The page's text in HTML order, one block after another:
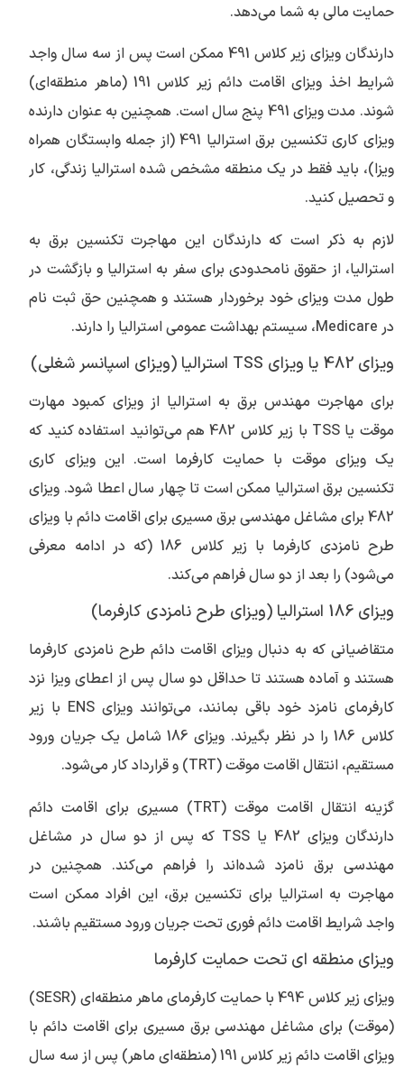
حمایت مالی به شما می‌دهد.
دارندگان ویزای زیر کلاس 491 ممکن است پس از سه سال واجد
شرایط اخذ ویزای اقامت دائم زیر کلاس 191 (ماهر منطقه‌ای)
شوند. مدت ویزای 491 پنج سال است. همچنین به عنوان دارنده
ویزای کاری تکنسین برق استرالیا 491 (از جمله وابستگان همراه
ویزا)، باید فقط در یک منطقه مشخص شده استرالیا زندگی، کار
و تحصیل کنید.
لازم به ذکر است که دارندگان این مهاجرت تکنسین برق به
استرالیا، از حقوق نامحدودی برای سفر به استرالیا و بازگشت در
طول مدت ویزای خود برخوردار هستند و همچنین حق ثبت نام
در Medicare، سیستم بهداشت عمومی استرالیا را دارند.
ویزای 482 یا ویزای TSS استرالیا (ویزای اسپانسر شغلی)
برای مهاجرت مهندس برق به استرالیا از ویزای کمبود مهارت
موقت یا TSS با زیر کلاس 482 هم می‌توانید استفاده کنید که
یک ویزای موقت با حمایت کارفرما است. این ویزای کاری
تکنسین برق استرالیا ممکن است تا چهار سال اعطا شود. ویزای
482 برای مشاغل مهندسی برق مسیری برای اقامت دائم با ویزای
طرح نامزدی کارفرما با زیر کلاس 186 (که در ادامه معرفی
می‌شود) را بعد از دو سال فراهم می‌کند.
ویزای 186 استرالیا (ویزای طرح نامزدی کارفرما)
متقاضیانی که به دنبال ویزای اقامت دائم طرح نامزدی کارفرما
هستند و آماده هستند تا حداقل دو سال پس از اعطای ویزا نزد
کارفرمای نامزد خود باقی بمانند، می‌توانند ویزای ENS با زیر
کلاس 186 را در نظر بگیرند. ویزای 186 شامل یک جریان ورود
مستقیم، انتقال اقامت موقت (TRT) و قرارداد کار می‌شود.
گزینه انتقال اقامت موقت (TRT) مسیری برای اقامت دائم
دارندگان ویزای 482 یا TSS که پس از دو سال در مشاغل
مهندسی برق نامزد شده‌اند را فراهم می‌کند. همچنین در
مهاجرت به استرالیا برای تکنسین برق، این افراد ممکن است
واجد شرایط اقامت دائم فوری تحت جریان ورود مستقیم باشند.
ویزای منطقه ای تحت حمایت کارفرما
ویزای زیر کلاس 494 با حمایت کارفرمای ماهر منطقه‌ای (SESR)
(موقت) برای مشاغل مهندسی برق مسیری برای اقامت دائم با
ویزای اقامت دائم زیر کلاس 191 (منطقه‌ای ماهر) پس از سه سال